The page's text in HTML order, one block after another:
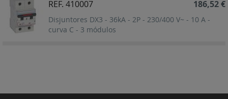
REF. 410007
Disjuntores DX3 - 36kA - 2P - 230/400 V~ - 10 A -
curva C - 3 módulos
186,52 €